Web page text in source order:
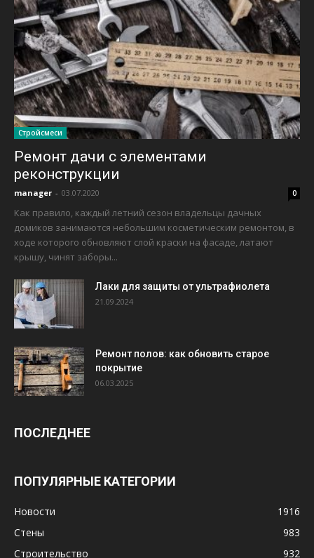
Стройсмеси
Ремонт дачи с элементами
реконструкции
manager - 03.07.2020 0
Как правило, каждый летний сезон владельцы дачных
домиков занимаются небольшим косметическим ремонтом, в
ходе которого обновляют слой краски на фасаде, латают
крышу, чинят заборы...
Лаки для защиты от ультрафиолета
21.09.2024
Ремонт полов: как обновить старое
покрытие
06.03.2025
ПОСЛЕДНЕЕ
ПОПУЛЯРНЫЕ КАТЕГОРИИ
Новости
1916
Стены
983
Строительство
932